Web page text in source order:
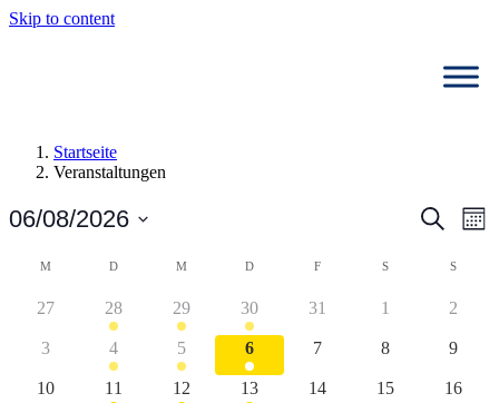
Skip to content
Startseite
Veranstaltungen
und
Suche
06/08/2026
wählen.
Kalender
von
Veranstaltungen
M DDIENSTAGM MITTWOCH
DDONNERSTAG
F S S
0
Veranstaltungen
27
2
Veranstaltungen
28
1
Veranstaltung
29
2
Veranstaltungen
30
0
31
01
0
2
0
Veranstaltungen
3
2
Veranstaltungen
4
1
Veranstaltung
5
2
Veranstaltungen
6
0
7
0
8
0
9
010
211
112
213
014
015
016